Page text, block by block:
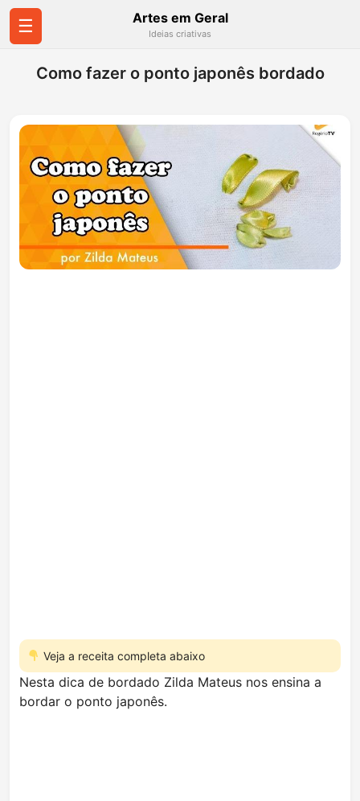
☰ Artes em Geral
Ideias criativas
Como fazer o ponto japonês bordado
Veja a receita completa abaixo
Nesta dica de bordado Zilda Mateus nos ensina a
bordar o ponto japonês.